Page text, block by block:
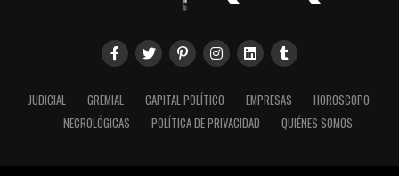
JUDICIAL GREMIAL CAPITAL POLÍTICO EMPRESAS
HOROSCOPO
NECROLÓGICAS
POLÍTICA DE PRIVACIDAD QUIÉNES SOMOS